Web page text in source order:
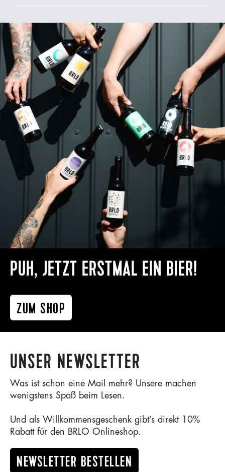
PUH, JETZT ERSTMAL EIN BIER!
ZUM SHOP
UNSER NEWSLETTER
Was ist schon eine Mail mehr? Unsere machen
wenigstens Spaß beim Lesen.
Und als Willkommensgeschenk gibt’s direkt 10%
Rabatt für den BRLO Onlineshop.
NEWSLETTER BESTELLEN